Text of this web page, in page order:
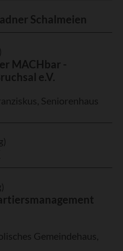
Schalmeien
MACHbar -
e.V.
Seniorenhaus
Gemeindehaus,